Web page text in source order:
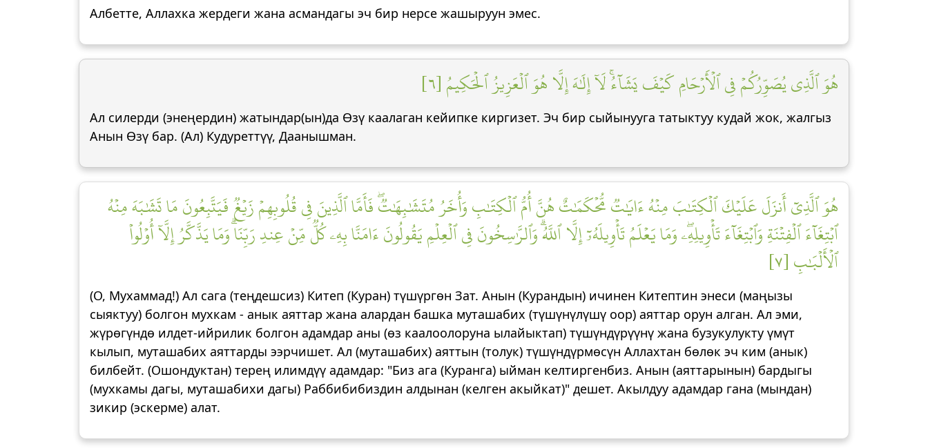
Албетте, Аллахка жердеги жана асмандагы эч бир нерсе жашыруун эмес.
هُوَ ٱلَّذِي يُصَوِّرُكُمۡ فِي ٱلۡأَرۡحَامِ كَيۡفَ يَشَآءُۚ لَآ إِلَٰهَ إِلَّا هُوَ ٱلۡعَزِيزُ ٱلۡحَكِيمُ [٦]
Ал силерди (энеңердин) жатындар(ын)да Өзү каалаган кейипке киргизет. Эч бир сыйынууга татыктуу кудай жок, жалгыз
Анын Өзү бар. (Ал) Кудуреттүү, Даанышман.
هُوَ ٱلَّذِيٓ أَنزَلَ عَلَيۡكَ ٱلۡكِتَٰبَ مِنۡهُ ءَايَٰتٞ مُّحۡكَمَٰتٌ هُنَّ أُمُّ ٱلۡكِتَٰبِ وَأُخَرُ مُتَشَٰبِهَٰتٞۖ فَأَمَّا ٱلَّذِينَ فِي قُلُوبِهِمۡ زَيۡغٞ فَيَتَّبِعُونَ مَا تَشَٰبَهَ مِنۡهُ
ٱبۡتِغَآءَ ٱلۡفِتۡنَةِ وَٱبۡتِغَآءَ تَأۡوِيلِهِۦۖ وَمَا يَعۡلَمُ تَأۡوِيلَهُۥٓ إِلَّا ٱللَّهُۗ وَٱلرَّٰسِخُونَ فِي ٱلۡعِلۡمِ يَقُولُونَ ءَامَنَّا بِهِۦ كُلّٞ مِّنۡ عِندِ رَبِّنَاۗ وَمَا يَذَّكَّرُ إِلَّآ أُوْلُواْ
ٱلۡأَلۡبَٰبِ [٧]
(О, Мухаммад!) Ал сага (теңдешсиз) Китеп (Куран) түшүргөн Зат. Анын (Курандын) ичинен Китептин энеси (маңызы
сыяктуу) болгон мухкам - анык аяттар жана алардан башка муташабих (түшүнүлүшү оор) аяттар орун алган. Ал эми,
жүрөгүндө илдет-ийрилик болгон адамдар аны (өз каалоолоруна ылайыктап) түшүндүрүүнү жана бузукулукту үмүт
кылып, муташабих аяттарды ээрчишет. Ал (муташабих) аяттын (толук) түшүндүрмөсүн Аллахтан бөлөк эч ким (анык)
билбейт. (Ошондуктан) терең илимдүү адамдар: "Биз ага (Куранга) ыйман келтиргенбиз. Анын (аяттарынын) бардыгы
(мухкамы дагы, муташабихи дагы) Раббибибиздин алдынан (келген акыйкат)" дешет. Акылдуу адамдар гана (мындан)
зикир (эскерме) алат.